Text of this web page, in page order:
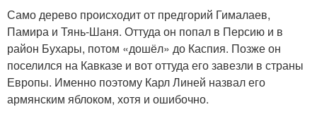
Само дерево происходит от предгорий Гималаев,
Памира и Тянь-Шаня. Оттуда он попал в Персию и в
район Бухары, потом «дошёл» до Каспия. Позже он
поселился на Кавказе и вот оттуда его завезли в страны
Европы. Именно поэтому Карл Линей назвал его
армянским яблоком, хотя и ошибочно.